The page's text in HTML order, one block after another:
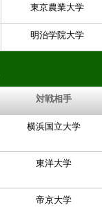
東京農業大学
明治学院大学
対戦相手
横浜国立大学
東洋大学
帝京大学